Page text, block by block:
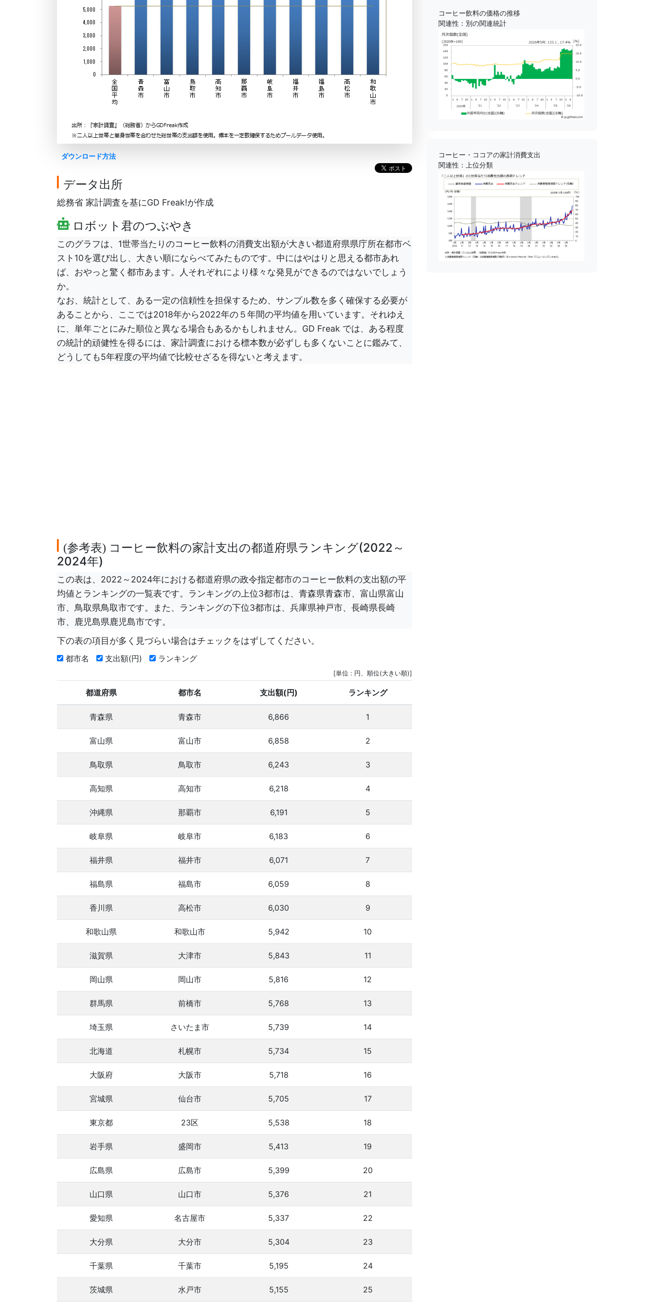
ダウンロード方法
データ出所
総務省 家計調査を基にGD Freak!が作成
ロボット君のつぶやき
このグラフは、1世帯当たりのコーヒー飲料の消費支出額が大きい都道府県県庁所在都市ベ
スト10を選び出し、大きい順にならべてみたものです。中にはやはりと思える都市あれ
ば、おやっと驚く都市あます。人それぞれにより様々な発見ができるのではないでしょう
か。
なお、統計として、ある一定の信頼性を担保するため、サンプル数を多く確保する必要が
あることから、ここでは2018年から2022年の５年間の平均値を用いています。それゆえ
に、単年ごとにみた順位と異なる場合もあるかもしれません。GD Freak では、ある程度
の統計的頑健性を得るには、家計調査における標本数が必ずしも多くないことに鑑みて、
どうしても5年程度の平均値で比較せざるを得ないと考えます。
(参考表) コーヒー飲料の家計支出の都道府県ランキング(2022～
2024年)
この表は、2022～2024年における都道府県の政令指定都市のコーヒー飲料の支出額の平
均値とランキングの一覧表です。ランキングの上位3都市は、青森県青森市、富山県富山
市、鳥取県鳥取市です。また、ランキングの下位3都市は、兵庫県神戸市、長崎県長崎
市、鹿児島県鹿児島市です。
下の表の項目が多く見づらい場合はチェックをはずしてください。
都市名 支出額(円) ランキング
[単位 : 円、順位(大きい順)]
都道府県 都市名 支出額(円) ランキング
青森県 青森市 6,866 1
富山県 富山市 6,858 2
鳥取県 鳥取市 6,243 3
高知県 高知市 6,218 4
沖縄県 那覇市 6,191 5
岐阜県 岐阜市 6,183 6
福井県 福井市 6,071 7
福島県 福島市 6,059 8
香川県 高松市 6,030 9
和歌山県 和歌山市 5,942 10
滋賀県 大津市 5,843 11
岡山県 岡山市 5,816 12
群馬県 前橋市 5,768 13
埼玉県 さいたま市 5,739 14
北海道 札幌市 5,734 15
大阪府 大阪市 5,718 16
宮城県 仙台市 5,705 17
東京都 23区 5,538 18
岩手県 盛岡市 5,413 19
広島県 広島市 5,399 20
山口県 山口市 5,376 21
愛知県 名古屋市 5,337 22
大分県 大分市 5,304 23
千葉県 千葉市 5,195 24
茨城県 水戸市 5,155 25
コーヒー飲料の価格の推移
関連性：別の関連統計
コーヒー・ココアの家計消費支出
関連性：上位分類